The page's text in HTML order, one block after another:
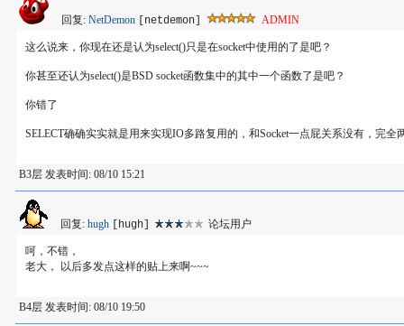
回复: NetDemon [netdemon] ADMIN
这么说来，你现在还是认为select()只是在socket中使用的了是吧？
你甚至还认为select()是BSD socket函数集中的其中一个函数了是吧？
你错了
SELECT确确实实就是用来实现IO多路复用的，和Socket一点屁关系没有，完
B3层 发表时间: 08/10 15:21
回复: hugh [hugh] 论坛用户
呵，不错，
老大， 以后多发点这样的贴上来啊~~~
B4层 发表时间: 08/10 19:50